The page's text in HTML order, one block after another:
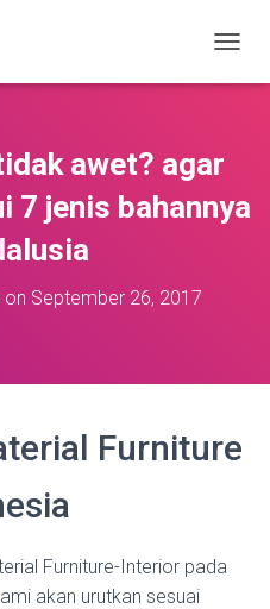
O
A
awet? agar
7 jenis bahannya
on September 26, 2017
Furniture
Furniture-Interior pada
akan urutkan sesuai